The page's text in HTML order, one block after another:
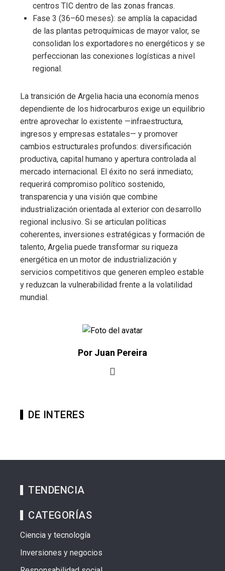
centros TIC dentro de las zonas francas.
Fase 3 (36–60 meses): se amplía la capacidad
de las plantas petroquímicas de mayor valor, se
consolidan los exportadores no energéticos y se
perfeccionan las conexiones logísticas a nivel
regional.
La transición de Argelia hacia una economía menos
dependiente de los hidrocarburos exige un equilibrio
entre aprovechar lo existente —infraestructura,
ingresos y empresas estatales— y promover
cambios estructurales profundos: diversificación
productiva, capital humano y apertura controlada al
mercado internacional. El éxito no será inmediato;
requerirá compromiso político sostenido,
transparencia y una visión que combine
industrialización orientada al exterior con desarrollo
regional inclusivo. Si se articulan políticas
coherentes, inversiones estratégicas y formación de
talento, Argelia puede transformar su riqueza
energética en un motor de industrialización y
servicios competitivos que generen empleo estable
y reduzcan la vulnerabilidad frente a la volatilidad
mundial.
Por Juan Pereira
DE INTERES
TENDENCIA
CATEGORÍAS
Ciencia y tecnología
Inversiones y negocios